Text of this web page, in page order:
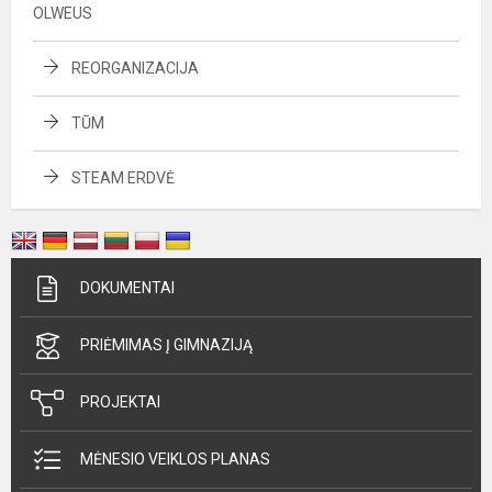
OLWEUS
REORGANIZACIJA
TŪM
STEAM ERDVĖ
DOKUMENTAI
PRIĖMIMAS Į GIMNAZIJĄ
PROJEKTAI
MĖNESIO VEIKLOS PLANAS